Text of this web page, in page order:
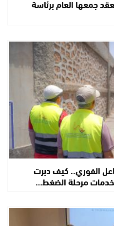
جمعها العام برئاسة
الفوري.. كيف دبرت
مرحلة الضغط…